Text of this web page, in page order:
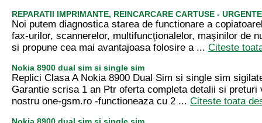
REPARATII IMPRIMANTE, REINCARCARE CARTUSE - URGENTE
Noi putem diagnostica starea de functionare a
fax-urilor, scannerelor, multifuncţionalelor, maşinilor de
si propune cea mai avantajoasa folosire a ... Citeste
Nokia 8900 dual sim si single sim
Replici Clasa A Nokia 8900 Dual Sim si single sim
Garantie scrisa 1 an Ptr oferta completa detalii si preturi
nostru one-gsm.ro -functioneaza cu 2 ... Citeste toata